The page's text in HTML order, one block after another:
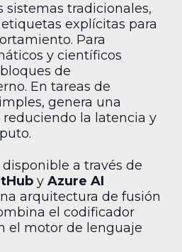
sistemas tradicionales,
explícitas para
Para
y científicos
de
En tareas de
genera una
la latencia y
a través de
y Azure AI
arquitectura de fusión
el codificador
el motor de lenguaje